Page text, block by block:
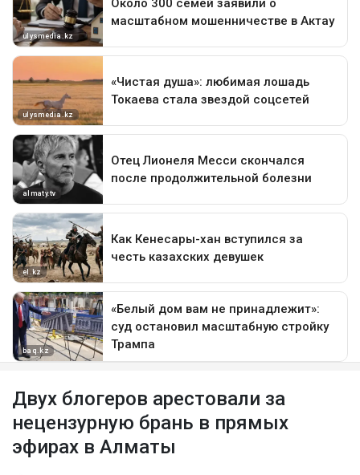
Двух блогеров арестовали за
нецензурную брань в прямых
эфирах в Алматы